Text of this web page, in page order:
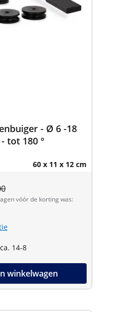
- Ø 6 -18
tot 180 °
60 x 11 x 12 cm
vóór de korting was:
ca. 14-8
winkelwagen